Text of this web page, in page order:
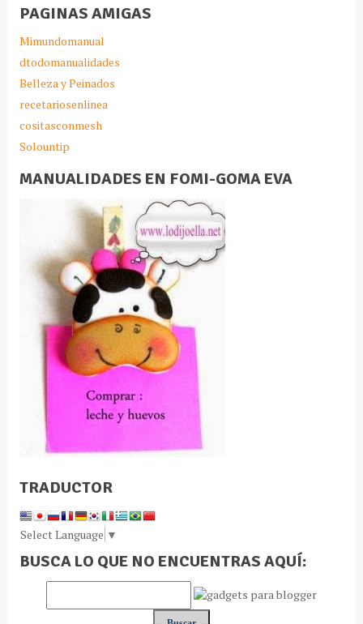
PAGINAS AMIGAS
Mimundomanual
dtodomanualidades
Belleza y Peinados
recetariosenlinea
cositasconmesh
Solountip
MANUALIDADES EN FOMI-GOMA EVA
TRADUCTOR
Select Language ▼
BUSCA LO QUE NO ENCUENTRAS AQUÍ: